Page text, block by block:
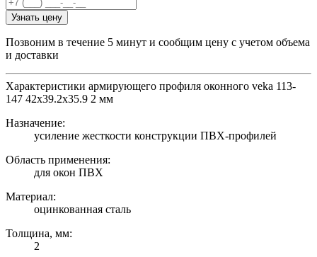
Узнать цену
Позвоним в течение 5 минут и сообщим цену с учетом объема
и доставки
Характеристики армирующего профиля оконного veka 113-
147 42х39.2х35.9 2 мм
Назначение:
усиление жесткости конструкции ПВХ-профилей
Область применения:
для окон ПВХ
Материал:
оцинкованная сталь
Толщина, мм:
2